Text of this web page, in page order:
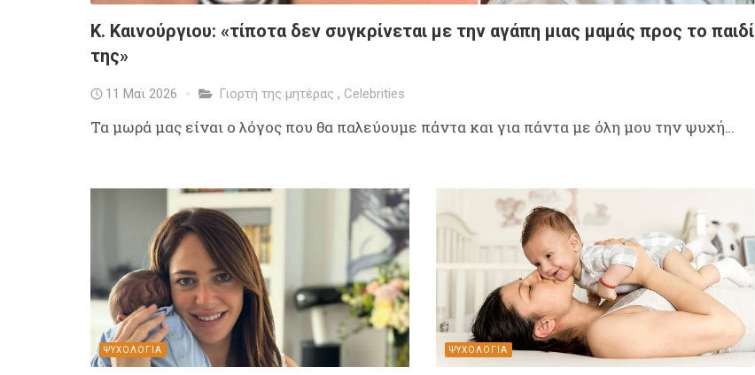
Κ. Καινούργιου: «τίποτα δεν συγκρίνεται με την αγάπη μιας μαμάς προς το παιδί
της»
11 Μαϊ 2026 Γιορτή της μητέρας , Celebrities
Τα μωρά μας είναι ο λόγος που θα παλεύουμε πάντα και για πάντα με όλη μου την ψυχή…
ΨΥΧΟΛΟΓΙΑ ΨΥΧΟΛΟΓΙΑ